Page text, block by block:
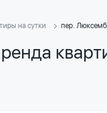
на сутки пер.